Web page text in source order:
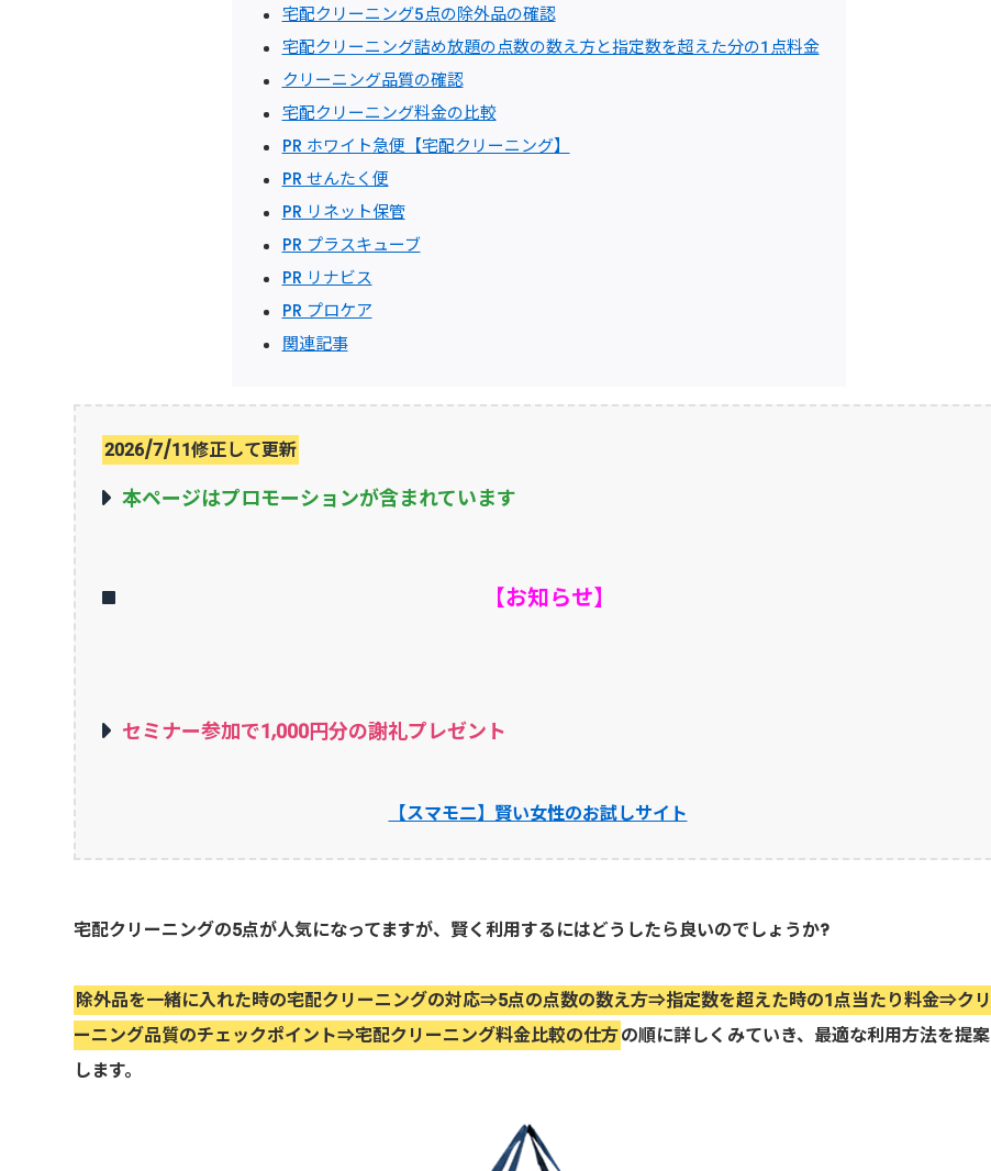
宅配クリーニング5点の除外品の確認
宅配クリーニング詰め放題の点数の数え方と指定数を超えた分の1点料金
クリーニング品質の確認
宅配クリーニング料金の比較
PR ホワイト急便【宅配クリーニング】
PR せんたく便
PR リネット保管
PR プラスキューブ
PR リナビス
PR プロケア
関連記事
2026/7/11修正して更新
本ページはプロモーションが含まれています
【お知らせ】
セミナー参加で1,000円分の謝礼プレゼント
【スマモ二】賢い女性のお試しサイト
宅配クリーニングの5点が人気になってますが、賢く利用するにはどうしたら良いのでしょうか?
除外品を一緒に入れた時の宅配クリーニングの対応⇒5点の点数の数え方⇒指定数を超えた時の1点当たり料金⇒クリ
ーニング品質のチェックポイント⇒宅配クリーニング料金比較の仕方の順に詳しくみていき、最適な利用方法を提案
します。